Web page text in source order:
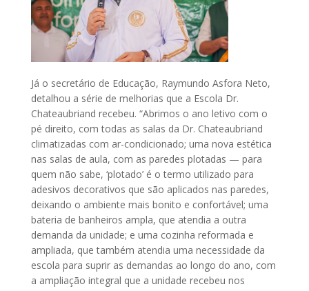
Já o secretário de Educação, Raymundo Asfora Neto,
detalhou a série de melhorias que a Escola Dr.
Chateaubriand recebeu. “Abrimos o ano letivo com o
pé direito, com todas as salas da Dr. Chateaubriand
climatizadas com ar-condicionado; uma nova estética
nas salas de aula, com as paredes plotadas — para
quem não sabe, ‘plotado’ é o termo utilizado para
adesivos decorativos que são aplicados nas paredes,
deixando o ambiente mais bonito e confortável; uma
bateria de banheiros ampla, que atendia a outra
demanda da unidade; e uma cozinha reformada e
ampliada, que também atendia uma necessidade da
escola para suprir as demandas ao longo do ano, com
a ampliação integral que a unidade recebeu nos